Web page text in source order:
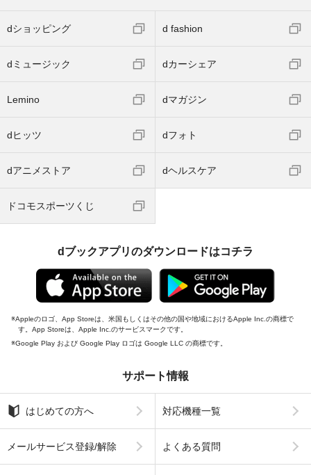
dショッピング d fashion
dミュージック dカーシェア
Lemino dマガジン
dヒッツ dフォト
dアニメストア dヘルスケア
ドコモスポーツくじ
dブックアプリのダウンロードはコチラ
Appleのロゴ、App Storeは、米国もしくはその他の国や地域におけるApple Inc.の商標で
す。App Storeは、Apple Inc.のサービスマークです。
Google Play および Google Play ロゴは Google LLC の商標です。
サポート情報
はじめての方へ 対応機種一覧
メールサービス登録/解除 よくある質問